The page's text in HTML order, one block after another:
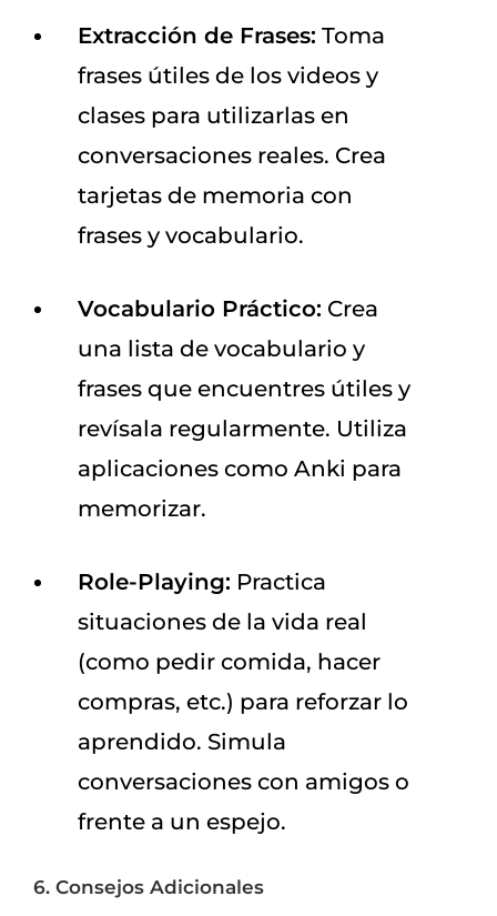
Extracción de Frases: Toma
frases útiles de los videos y
clases para utilizarlas en
conversaciones reales. Crea
tarjetas de memoria con
frases y vocabulario.
Vocabulario Práctico: Crea
una lista de vocabulario y
frases que encuentres útiles y
revísala regularmente. Utiliza
aplicaciones como Anki para
memorizar.
Role-Playing: Practica
situaciones de la vida real
(como pedir comida, hacer
compras, etc.) para reforzar lo
aprendido. Simula
conversaciones con amigos o
frente a un espejo.
6. Consejos Adicionales